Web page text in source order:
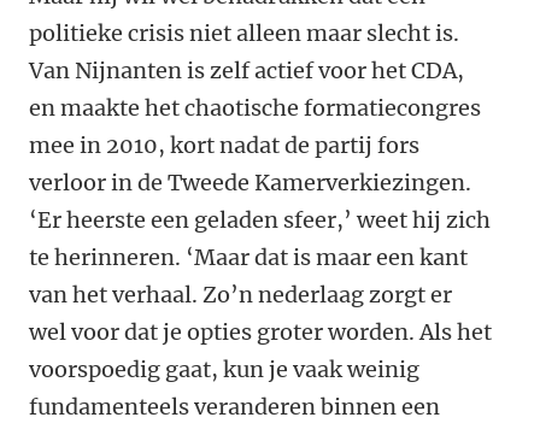
politieke crisis niet alleen maar slecht is.
Van Nijnanten is zelf actief voor het CDA,
en maakte het chaotische formatiecongres
mee in 2010, kort nadat de partij fors
verloor in de Tweede Kamerverkiezingen.
‘Er heerste een geladen sfeer,’ weet hij zich
te herinneren. ‘Maar dat is maar een kant
van het verhaal. Zo’n nederlaag zorgt er
wel voor dat je opties groter worden. Als het
voorspoedig gaat, kun je vaak weinig
fundamenteels veranderen binnen een